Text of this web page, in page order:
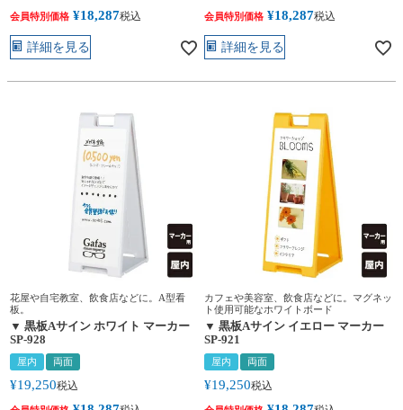
会員特別価格 ¥18,287税込
詳細を見る
会員特別価格 ¥18,287税込
詳細を見る
花屋や自宅教室、飲食店などに。A型看
板。
▼ 黒板Aサイン ホワイト マーカー
SP-928
屋内 両面
¥19,250税込
カフェや美容室、飲食店などに。マグネッ
ト使用可能なホワイトボード
▼ 黒板Aサイン イエロー マーカー
SP-921
屋内 両面
¥19,250税込